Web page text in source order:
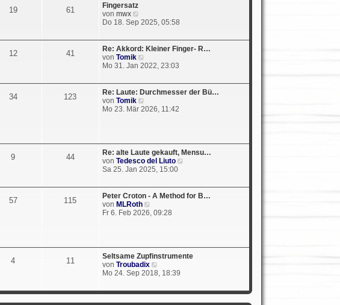
i
a
g
19 61
Fingersatz
von mwx
e
e
s
t
e
e
i
t
r
Do 18. Sep 2025, 05:58
12 41
Re: Akkord: Kleiner Finger- R…
von Tomik
e
e
s
e
t
r
a
g
Mo 31. Jan 2022, 23:03
34 123
Re: Laute: Durchmesser der Bü…
von Tomik
e
t
e
r
B
t
r
a
g
Mo 23. Mär 2026, 11:42
9 44
Re: alte Laute gekauft, Mensu…
von Tedesco del Liuto
e
s
t
r
Sa 25. Jan 2025, 15:00
57 115
Peter Croton - A Method for B…
von MLRoth
e
t
e
r
B
t
Fr 6. Feb 2026, 09:28
4 11
Seltsame Zupfinstrumente
von Troubadix
e
e
Mo 24. Sep 2018, 18:39